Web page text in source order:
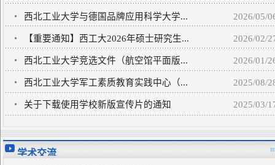
西北工业大学与德国品牌应用科学大学... 2026/05/
【重要通知】西工大2026年硕士研究生... 2026/02/
西北工业大学竞选文件（航空馆平面版... 2026/01/
西北工业大学军工素质教育实践中心（... 2025/08/
关于下载使用学校新版宣传片的通知 2025/03/
学术交流